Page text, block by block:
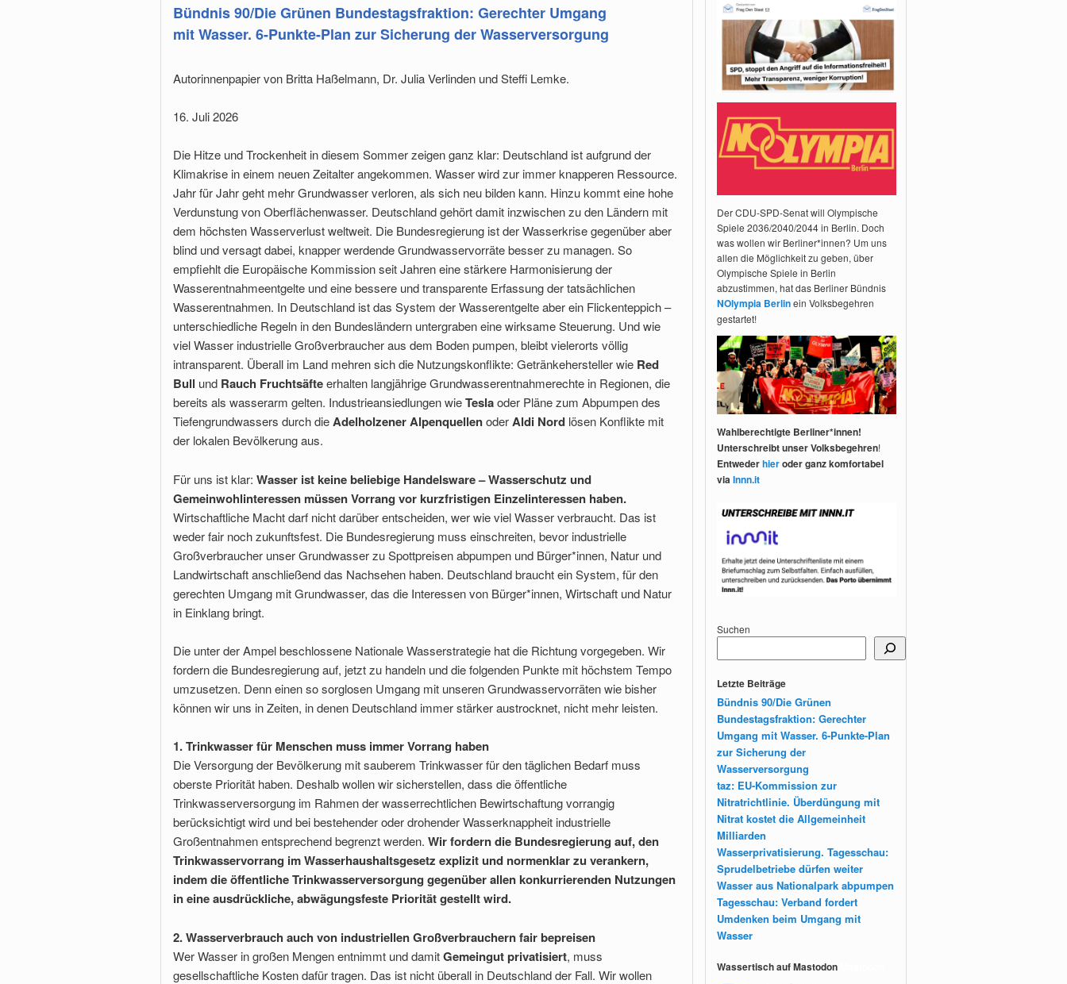
Bündnis 90/Die Grünen Bundestagsfraktion: Gerechter Umgang
mit Wasser. 6-Punkte-Plan zur Sicherung der Wasserversorgung
Autorinnenpapier von Britta Haßelmann, Dr. Julia Verlinden und Steffi Lemke.
16. Juli 2026
Die Hitze und Trockenheit in diesem Sommer zeigen ganz klar: Deutschland ist aufgrund der
Klimakrise in einem neuen Zeitalter angekommen. Wasser wird zur immer knapperen Ressource.
Jahr für Jahr geht mehr Grundwasser verloren, als sich neu bilden kann. Hinzu kommt eine hohe
Verdunstung von Oberflächenwasser. Deutschland gehört damit inzwischen zu den Ländern mit
dem höchsten Wasserverlust weltweit. Die Bundesregierung ist der Wasserkrise gegenüber aber
blind und versagt dabei, knapper werdende Grundwasservorräte besser zu managen. So
empfiehlt die Europäische Kommission seit Jahren eine stärkere Harmonisierung der
Wasserentnahmeentgelte und eine bessere und transparente Erfassung der tatsächlichen
Wasserentnahmen. In Deutschland ist das System der Wasserentgelte aber ein Flickenteppich –
unterschiedliche Regeln in den Bundesländern untergraben eine wirksame Steuerung. Und wie
viel Wasser industrielle Großverbraucher aus dem Boden pumpen, bleibt vielerorts völlig
intransparent. Überall im Land mehren sich die Nutzungskonflikte: Getränkehersteller wie Red
Bull und Rauch Fruchtsäfteerhalten langjährige Grundwasserentnahmerechte in Regionen, die
bereits als wasserarm gelten. Industrieansiedlungen wieTeslaoder Pläne zum Abpumpen des
Tiefengrundwassers durch dieAdelholzener AlpenquellenoderAldi Nord lösen Konflikte mit
der lokalen Bevölkerung aus.
Für uns ist klar: Wasser ist keine beliebige Handelsware – Wasserschutz und
Gemeinwohlinteressen müssen Vorrang vor kurzfristigen Einzelinteressen haben.
Wirtschaftliche Macht darf nicht darüber entscheiden, wer wie viel Wasser verbraucht. Das ist
weder fair noch zukunftsfest. Die Bundesregierung muss einschreiten, bevor industrielle
Großverbraucher unser Grundwasser zu Spottpreisen abpumpen und Bürger*innen, Natur und
Landwirtschaft anschließend das Nachsehen haben. Deutschland braucht ein System, für den
gerechten Umgang mit Grundwasser, das die Interessen von Bürger*innen, Wirtschaft und Natur
in Einklang bringt.
Die unter der Ampel beschlossene Nationale Wasserstrategie hat die Richtung vorgegeben. Wir
fordern die Bundesregierung auf, jetzt zu handeln und die folgenden Punkte mit höchstem Tempo
umzusetzen. Denn einen so sorglosen Umgang mit unseren Grundwasservorräten wie bisher
können wir uns in Zeiten, in denen Deutschland immer stärker austrocknet, nicht mehr leisten.
1. Trinkwasser für Menschen muss immer Vorrang haben
Die Versorgung der Bevölkerung mit sauberem Trinkwasser für den täglichen Bedarf muss
oberste Priorität haben. Deshalb wollen wir sicherstellen, dass die öffentliche
Trinkwasserversorgung im Rahmen der wasserrechtlichen Bewirtschaftung vorrangig
berücksichtigt wird und bei bestehender oder drohender Wasserknappheit industrielle
Großentnahmen entsprechend begrenzt werden. Wir fordern die Bundesregierung auf, den
Trinkwasservorrang im Wasserhaushaltsgesetz explizit und normenklar zu verankern,
indem die öffentliche Trinkwasserversorgung gegenüber allen konkurrierenden Nutzungen
in eine ausdrückliche, abwägungsfeste Priorität gestellt wird.
2. Wasserverbrauch auch von industriellen Großverbrauchern fair bepreisen
Wer Wasser in großen Mengen entnimmt und damitGemeingut privatisiert, muss
gesellschaftliche Kosten dafür tragen. Das ist nicht überall in Deutschland der Fall. Wir wollen
Der CDU-SPD-Senat will Olympische
Spiele 2036/2040/2044 in Berlin. Doch
was wollen wir Berliner*innen? Um uns
allen die Möglichkeit zu geben, über
Olympische Spiele in Berlin
abzustimmen, hat das Berliner Bündnis
NOlympia Berlinein Volksbegehren
gestartet!
Wahlberechtigte Berliner*innen!
Unterschreibt unser Volksbegehren!
Entwederhieroder ganz komfortabel
viaInnn.it
Suchen
Letzte Beiträge
Bündnis 90/Die Grünen
Bundestagsfraktion: Gerechter
Umgang mit Wasser. 6-Punkte-Plan
zur Sicherung der
Wasserversorgung
taz: EU-Kommission zur
Nitratrichtlinie. Überdüngung mit
Nitrat kostet die Allgemeinheit
Milliarden
Wasserprivatisierung. Tagesschau:
Sprudelbetriebe dürfen weiter
Wasser aus Nationalpark abpumpen
Tagesschau: Verband fordert
Umdenken beim Umgang mit
Wasser
Wassertisch auf Mastodon